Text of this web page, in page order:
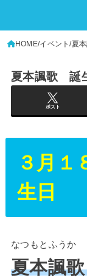
HOME イベント 夏
夏本諷歌 誕
ポスト
３月
生日
なつもとふうか
夏本諷